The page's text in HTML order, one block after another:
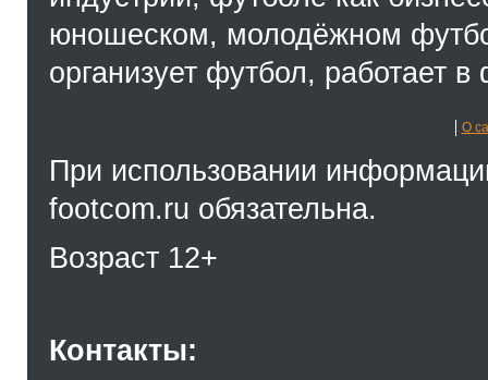
юношеском, молодёжном
организует футбол, работает
О
При использовании
footcom.ru обязательна.
Возраст 12+
Контакты: